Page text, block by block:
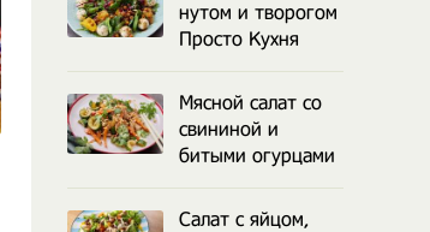
Салат восторг с
корейской морковью
Салат Восторг
печенью,
нутом и творогом
Просто Кухня
Мясной салат со
свининой и
битыми огурцами
Салат с яйцом,